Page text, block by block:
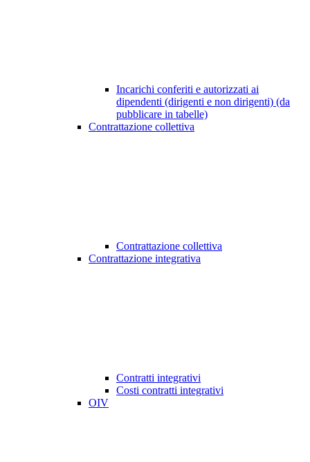
Incarichi conferiti e autorizzati ai
dipendenti (dirigenti e non dirigenti) (da
pubblicare in tabelle)
Contrattazione collettiva
Contrattazione collettiva
Contrattazione integrativa
Contratti integrativi
Costi contratti integrativi
OIV